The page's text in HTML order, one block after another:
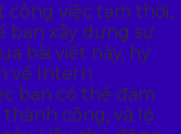
công việc tạm thời,
bạn xây dựng sự
bài viết này, hy
về Intern
bạn có thể đảm
công, và lộ